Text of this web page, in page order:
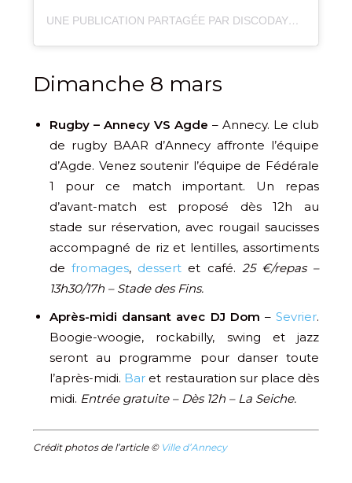
UNE PUBLICATION PARTAGÉE PAR DISCODAYZ 🎧 (@DISCO_DAYZ)
Dimanche 8 mars
Rugby – Annecy VS Agde – Annecy. Le club
de rugby BAAR d’Annecy affronte l’équipe
d’Agde. Venez soutenir l’équipe de Fédérale
1 pour ce match important. Un repas
d’avant-match est proposé dès 12h au
stade sur réservation, avec rougail saucisses
accompagné de riz et lentilles, assortiments
defromages, dessert et café. 25 €/repas –
13h30/17h – Stade des Fins.
Après-midi dansant avec DJ Dom –Sevrier.
Boogie-woogie, rockabilly, swing et jazz
seront au programme pour danser toute
l’après-midi. Bar et restauration sur place dès
midi. Entrée gratuite – Dès 12h – La Seiche.
Crédit photos de l’article © Ville d’Annecy